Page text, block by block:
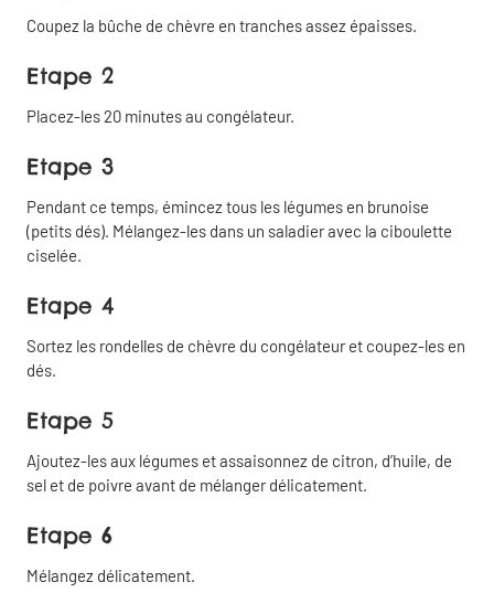
le lien
par email
sur
Coupez la bûche de chèvre en tranches assez épaisses.
Etape 2
Placez-les 20 minutes au congélateur.
Etape 3
Pendant ce temps, émincez tous les légumes en brunoise
(petits dés). Mélangez-les dans un saladier avec la ciboulette
ciselée.
Etape 4
Sortez les rondelles de chèvre du congélateur et coupez-les en
dés.
Etape 5
Ajoutez-les aux légumes et assaisonnez de citron, d’huile, de
sel et de poivre avant de mélanger délicatement.
Etape 6
Mélangez délicatement.